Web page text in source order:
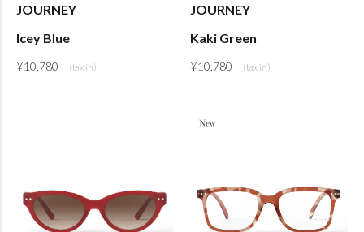
JOURNEY
Icey Blue
¥10,780
JOURNEY
Kaki Green
¥10,780